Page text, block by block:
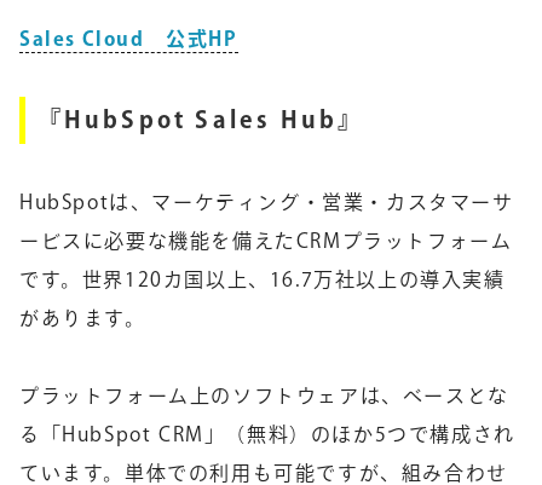
Sales Cloud 公式HP
『HubSpot Sales Hub』
HubSpotは、マーケティング・営業・カスタマーサ
ービスに必要な機能を備えたCRMプラットフォーム
です。世界120カ国以上、16.7万社以上の導入実績
があります。
プラットフォーム上のソフトウェアは、ベースとな
る「HubSpot CRM」（無料）のほか5つで構成され
ています。単体での利用も可能ですが、組み合わせ